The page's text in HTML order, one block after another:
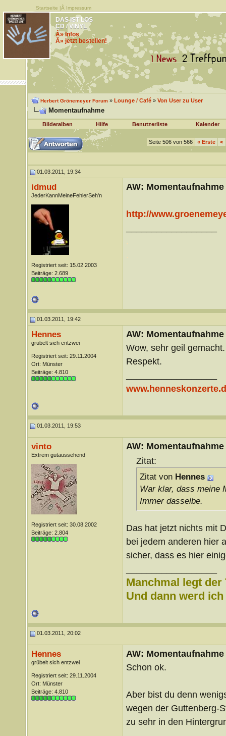
Startseite |Â Impressum
DAS IST LOS
CD / VINYL
Â» Infos
Â» jetzt bestellen!
Herbert Grönemeyer Forum» Lounge / Café» Von User zu User
Momentaufnahme
Bilderalben Hilfe Benutzerliste Kalender
Seite 506 von 566 «Erste <
01.03.2011, 19:34
idmud
JederKannMeineFehlerSeh'n
Registriert seit: 15.02.2003
Beiträge: 2.689
AW: Momentaufnahme
http://
01.03.2011, 19:42
Hennes
grübelt sich entzwei
Registriert seit: 29.11.2004
Ort: Münster
Beiträge: 4.810
AW: Momentaufnahme
Wow, sehr geil gemacht.
Respekt.
01.03.2011, 19:53
vinto
Extrem gutaussehend
Registriert seit: 30.08.2002
Beiträge: 2.804
AW: Momentaufnahme
Zitat:
Zitat von Hennes
War klar, dass meine
Immer dasselbe.
Das hat jetzt nichts mit
bei jedem anderen hier
sicher, dass es hier
Manchmal legt
Und dann werd
01.03.2011, 20:02
Hennes
grübelt sich entzwei
Registriert seit: 29.11.2004
Ort: Münster
Beiträge: 4.810
AW: Momentaufnahme
Schon ok.
Aber bist du denn
wegen der Guttenberg-
zu sehr in den